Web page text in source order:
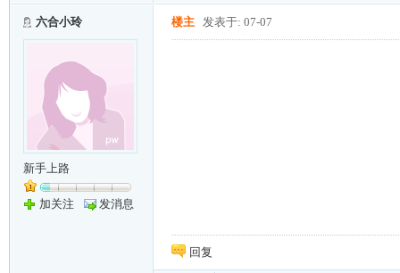
六合小玲
新手上路
加关注 发消息
楼主 发表于: 07-07
回复